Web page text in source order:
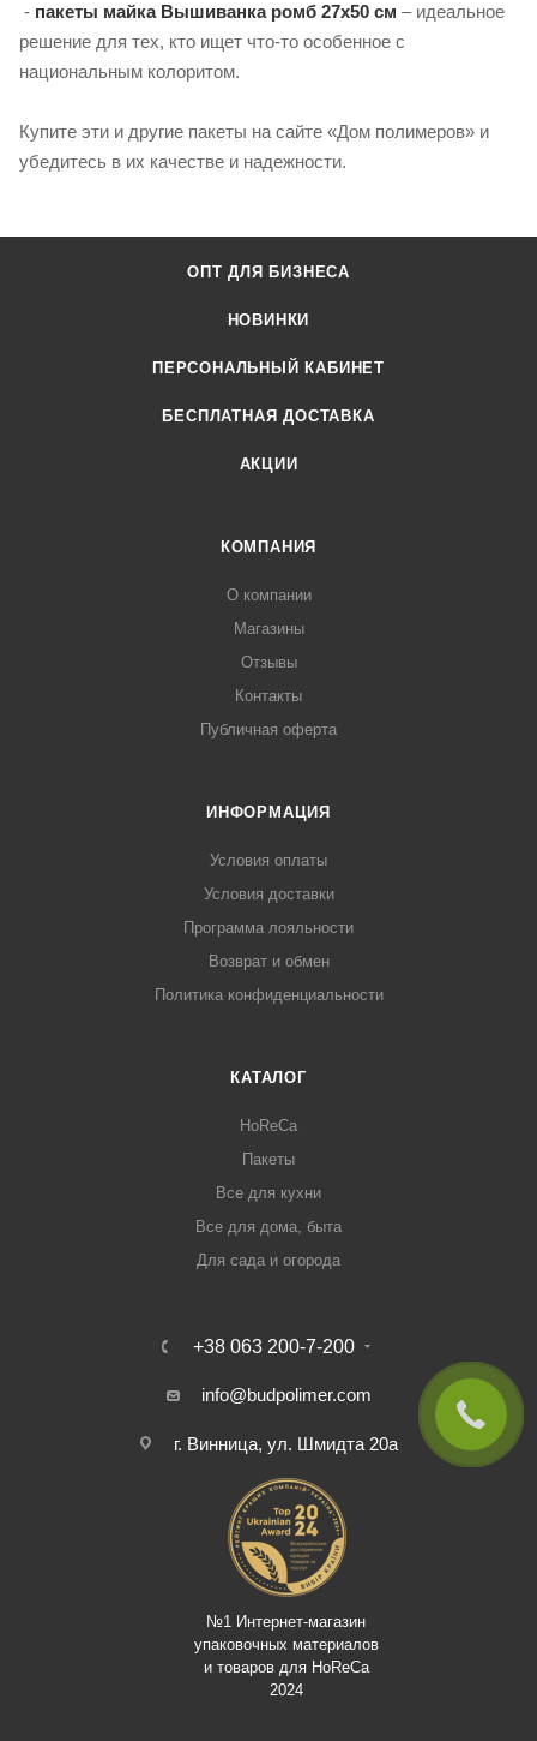
- пакеты майка Вышиванка ромб 27х50 см – идеальное
решение для тех, кто ищет что-то особенное с
национальным колоритом.
Купите эти и другие пакеты на сайте «Дом полимеров» и
убедитесь в их качестве и надежности.
ОПТ ДЛЯ БИЗНЕСА
НОВИНКИ
ПЕРСОНАЛЬНЫЙ КАБИНЕТ
БЕСПЛАТНАЯ ДОСТАВКА
АКЦИИ
КОМПАНИЯ
О компании
Магазины
Отзывы
Контакты
Публичная оферта
ИНФОРМАЦИЯ
Условия оплаты
Условия доставки
Программа лояльности
Возврат и обмен
Политика конфиденциальности
КАТАЛОГ
HoReCa
Пакеты
Все для кухни
Все для дома, быта
Для сада и огорода
+38 063 200-7-200
info@budpolimer.com
г. Винница, ул. Шмидта 20а
№1 Интернет-магазин
упаковочных материалов
и товаров для HoReCa
2024